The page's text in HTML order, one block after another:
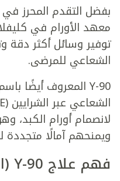
بفضل التقدم المحرز
معهد الأورام في
توفير وسائل أكثر دقة
الشعاعي للمرضى.
لانصمام أورام الكبد،
ويمنحهم آمالًا متجددة
فهم علاج Y-90